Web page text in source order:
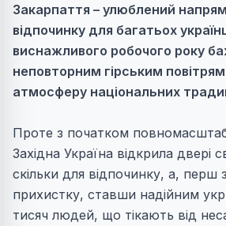
Закарпаття – улюблений
відпочинку для багатьох
виснажливого робочого року
неповторним гірським
атмосферу національних
Проте з початком
Західна Україна відкрила двері
скільки для відпочинку, а, перш
прихистку, ставши надійним
тисяч людей, що тікають від